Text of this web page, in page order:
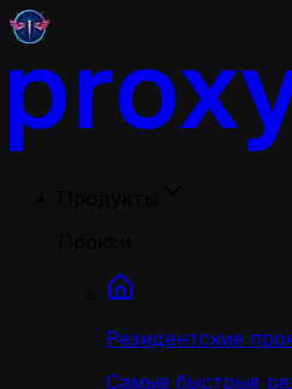
Резидентские
Самые быстрые